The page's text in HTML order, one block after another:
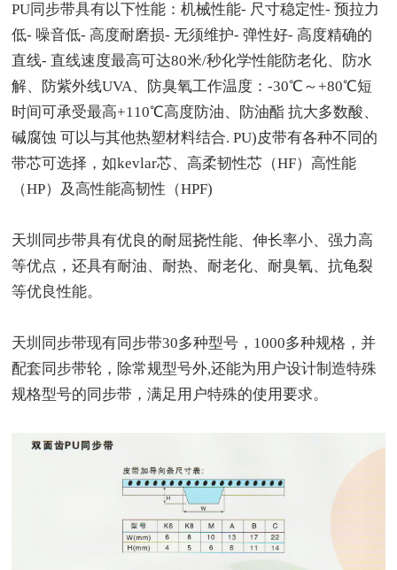
PU同步带具有以下性能：机械性能- 尺寸稳定性- 预拉力
低- 噪音低- 高度耐磨损- 无须维护- 弹性好- 高度精确的
直线- 直线速度最高可达80米/秒化学性能防老化、防水
解、防紫外线UVA、防臭氧工作温度：-30℃～+80℃短
时间可承受最高+110℃高度防油、防油酯 抗大多数酸、
碱腐蚀 可以与其他热塑材料结合. PU)皮带有各种不同的
带芯可选择，如kevlar芯、高柔韧性芯（HF）高性能
（HP）及高性能高韧性（HPF)
天圳同步带具有优良的耐屈挠性能、伸长率小、强力高
等优点，还具有耐油、耐热、耐老化、耐臭氧、抗龟裂
等优良性能。
天圳同步带现有同步带30多种型号，1000多种规格，并
配套同步带轮，除常规型号外,还能为用户设计制造特殊
规格型号的同步带，满足用户特殊的使用要求。